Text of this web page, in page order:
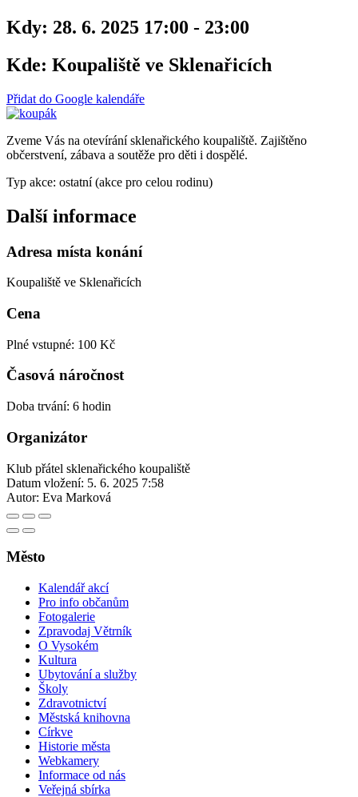
Kdy: 28. 6. 2025 17:00 - 23:00
Kde: Koupaliště ve Sklenařicích
Přidat do Google kalendáře
Zveme Vás na otevírání sklenařického koupaliště. Zajištěno
občerstvení, zábava a soutěže pro děti i dospělé.
Typ akce: ostatní (akce pro celou rodinu)
Další informace
Adresa místa konání
Koupaliště ve Sklenařicích
Cena
Plné vstupné: 100 Kč
Časová náročnost
Doba trvání: 6 hodin
Organizátor
Klub přátel sklenařického koupaliště
Datum vložení: 5. 6. 2025 7:58
Autor: Eva Marková
Město
Kalendář akcí
Pro info občanům
Fotogalerie
Zpravodaj Větrník
O Vysokém
Kultura
Ubytování a služby
Školy
Zdravotnictví
Městská knihovna
Církve
Historie města
Webkamery
Informace od nás
Veřejná sbírka